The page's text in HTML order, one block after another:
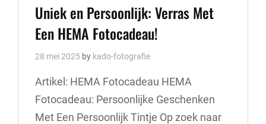
ONVERGETELIJK!
Links
Uniek en Persoonlijk: Verras Met
Een HEMA Fotocadeau!
28 mei 2025 by kado-fotografie
Artikel: HEMA Fotocadeau HEMA
Fotocadeau: Persoonlijke Geschenken
Met Een Persoonlijk Tintje Op zoek naar